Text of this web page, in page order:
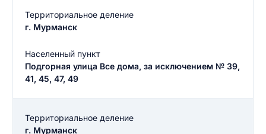
Территориальное деление
г. Мурманск
Населенный пункт
Подгорная улица Все дома, за исключением № 39,
41, 45, 47, 49
Территориальное деление
г. Мурманск